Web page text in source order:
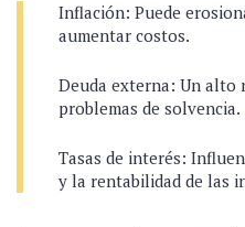
Inflación: Puede
aumentar costos.
Deuda externa: Un alto
problemas de solvencia.
Tasas de interés:
y la rentabilidad de las